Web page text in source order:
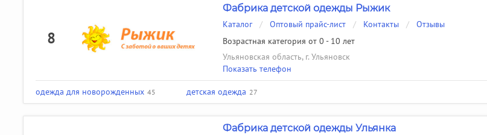
8
Фабрика детской одежды Рыжик
Каталог / Оптовый прайс-лист / Контакты /
Отзывы
Возрастная категория от 0 - 10 лет
Ульяновская область, г. Ульяновск
Показать телефон
одежда для новорожденных 45 детская одежда 27
Фабрика детской одежды Ульянка